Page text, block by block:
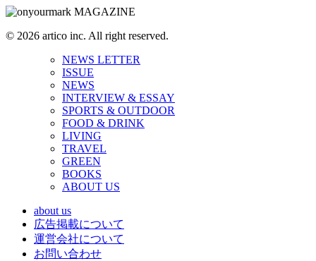
© 2026 artico inc. All right reserved.
NEWS LETTER
ISSUE
NEWS
INTERVIEW & ESSAY
SPORTS & OUTDOOR
FOOD & DRINK
LIVING
TRAVEL
GREEN
BOOKS
ABOUT US
about us
広告掲載について
運営会社について
お問い合わせ